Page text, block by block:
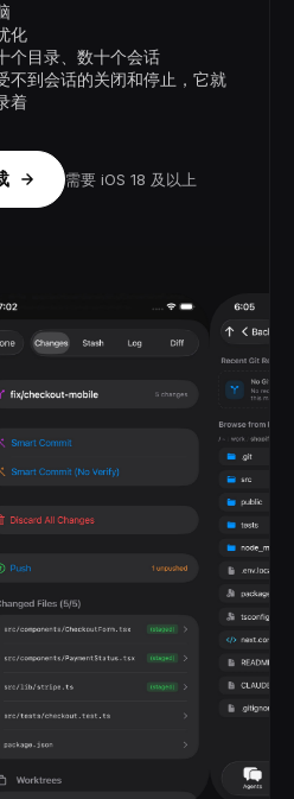
化
个目录、数十个会话
不到会话的关闭和停止，它就
着
需要 iOS 18 及以上